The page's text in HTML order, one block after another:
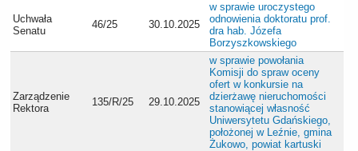
Uchwała
Senatu
46/25 30.10.2025
w sprawie uroczystego
odnowienia doktoratu prof.
dra hab. Józefa
Borzyszkowskiego
Zarządzenie
Rektora
135/R/25 29.10.2025
w sprawie powołania
Komisji do spraw oceny
ofert w konkursie na
dzierżawę nieruchomości
stanowiącej własność
Uniwersytetu Gdańskiego,
położonej w Leźnie, gmina
Żukowo, powiat kartuski